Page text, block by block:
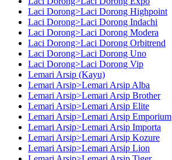
Laci Dorong>Laci Dorong Highpoint
Laci Dorong>Laci Dorong Indachi
Laci Dorong>Laci Dorong Modera
Laci Dorong>Laci Dorong Orbitrend
Laci Dorong>Laci Dorong Uno
Laci Dorong>Laci Dorong Vip
Lemari Arsip (Kayu)
Lemari Arsip>Lemari Arsip Alba
Lemari Arsip>Lemari Arsip Brother
Lemari Arsip>Lemari Arsip Elite
Lemari Arsip>Lemari Arsip Emporium
Lemari Arsip>Lemari Arsip Importa
Lemari Arsip>Lemari Arsip Kozure
Lemari Arsip>Lemari Arsip Lion